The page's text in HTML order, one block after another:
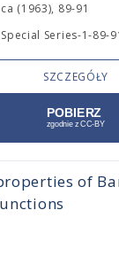
(1963), 89-91
Series-1-89-
SZCZEGÓŁY
of